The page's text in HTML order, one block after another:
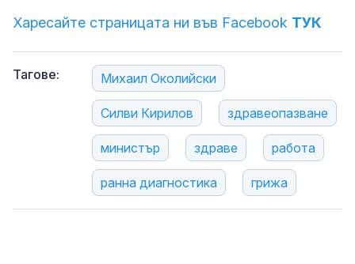
Харесайте страницата ни във Facebook ТУК
Тагове: Михаил Околийски
Силви Кирилов здравеопазване
министър здраве работа
ранна диагностика грижа